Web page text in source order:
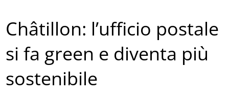
Châtillon: l’ufficio postale
si fa green e diventa più
sostenibile